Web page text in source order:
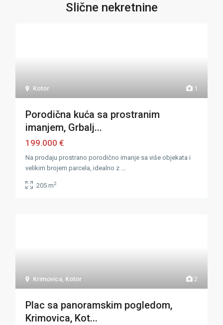
Slične nekretnine
1
Kotor
Porodična kuća sa prostranim
imanjem, Grbalj...
199.000 €
Na prodaju prostrano porodično imanje sa više objekata i
velikim brojem parcela, idealno z ...
205 m2
2
Krimovica, Kotor
Plac sa panoramskim pogledom,
Krimovica, Kot...